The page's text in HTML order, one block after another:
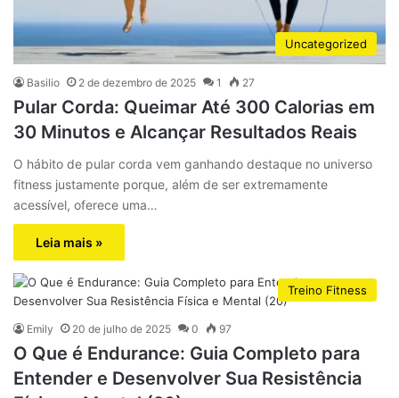
Uncategorized
Basilio 2 de dezembro de 2025 1 27
Pular Corda: Queimar Até 300 Calorias em
30 Minutos e Alcançar Resultados Reais
O hábito de pular corda vem ganhando destaque no universo
fitness justamente porque, além de ser extremamente
acessível, oferece uma…
Leia mais »
Treino Fitness
Emily 20 de julho de 2025 0 97
O Que é Endurance: Guia Completo para
Entender e Desenvolver Sua Resistência